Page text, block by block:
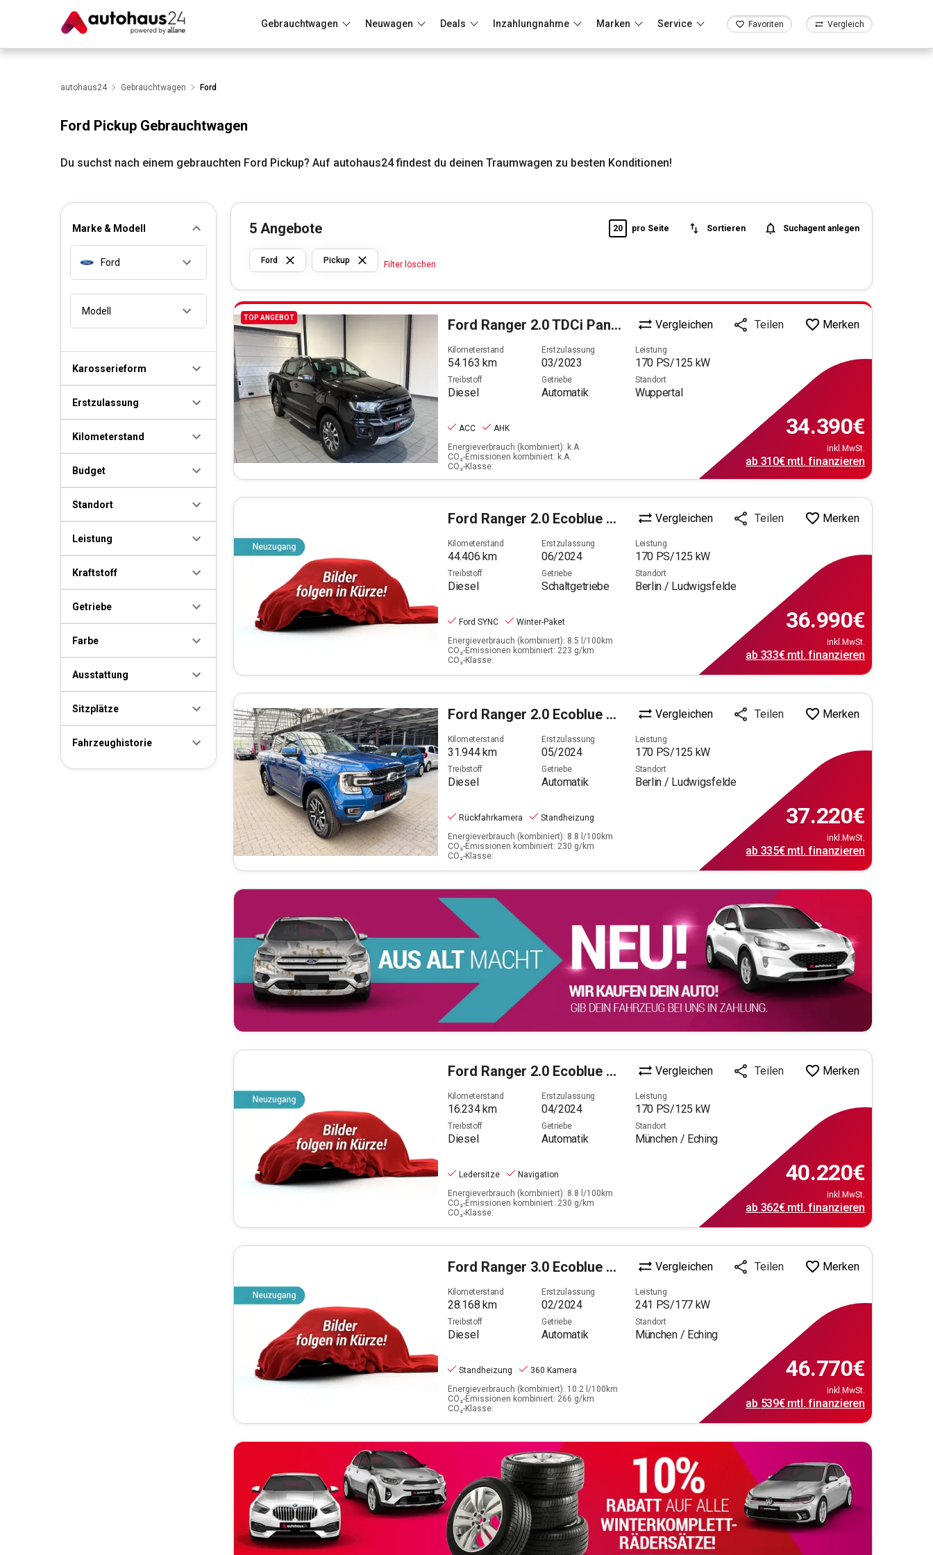
Gebrauchtwagen Neuwagen Deals Inzahlungnahme Marken Service Favoriten Vergleich
Wir bewerten dein AutoRund um die Inzahlungnahme
autohaus24 Gebrauchtwagen Ford
Ford Pickup Gebrauchtwagen
Du suchst nach einem gebrauchten Ford Pickup? Auf autohaus24 findest du deinen Traumwagen zu besten Konditionen!
Marke & Modell
Ford
Modell
Karosserieform
Erstzulassung
Kilometerstand
Budget
Standort
Leistung
Kraftstoff
Getriebe
Farbe
Ausstattung
Sitzplätze
Fahrzeughistorie
5 Angebote
Filter löschen
20 pro Seite Sortieren Suchagent anlegen
Ford Pickup Filter löschen
TOP ANGEBOT Ford Ranger 2.0 TDCi Panther Wildtrak 4x4 Doppelkabine Vergleichen Teilen Merken
Kilometerstand
54.163 km
Erstzulassung
03/2023
Leistung
170 PS/125 kW
Treibstoff
Diesel
Getriebe
Automatik
Standort
Wuppertal
ACC
AHK
Energieverbrauch (kombiniert): k.A.
CO₂-Emissionen kombiniert: k.A.
CO₂-Klasse:
34.390€
inkl.MwSt.
ab 310€mtl. finanzieren
Ford Ranger 2.0 Ecoblue XL 4x4 Doppelkabine (EURO 6d) Vergleichen Teilen Merken
Kilometerstand
44.406 km
Erstzulassung
06/2024
Leistung
170 PS/125 kW
Treibstoff
Diesel
Getriebe
Schaltgetriebe
Standort
Berlin / Ludwigsfelde
Ford SYNC
Winter-Paket
Energieverbrauch (kombiniert): 8.5 l/100km
CO₂-Emissionen kombiniert: 223 g/km
CO₂-Klasse:
36.990€
inkl.MwSt.
ab 333€mtl. finanzieren
Ford Ranger 2.0 Ecoblue Limited 4x4 Doppelkabine Vergleichen Teilen Merken
Kilometerstand
31.944km
Erstzulassung
05/2024
Leistung
170 PS/125 kW
Treibstoff
Diesel
Getriebe
Automatik
Standort
Berlin / Ludwigsfelde
Rückfahrkamera
Standheizung
Energieverbrauch (kombiniert): 8.8 l/100km
CO₂-Emissionen kombiniert: 230 g/km
CO₂-Klasse:
37.220€
inkl.MwSt.
ab 335€mtl. finanzieren
Ford Ranger 2.0 Ecoblue Limited 4x4 Doppelkabine Vergleichen Teilen Merken
Kilometerstand
16.234km
Erstzulassung
04/2024
Leistung
170 PS/125 kW
Treibstoff
Diesel
Getriebe
Automatik
Standort
München / Eching
Ledersitze
Navigation
Energieverbrauch (kombiniert): 8.8 l/100km
CO₂-Emissionen kombiniert: 230 g/km
CO₂-Klasse:
40.220€
inkl.MwSt.
ab 362€mtl. finanzieren
Ford Ranger 3.0 Ecoblue Wildtrak e-4WD Doppelkabine Vergleichen Teilen Merken
Kilometerstand
28.168 km
Erstzulassung
02/2024
Leistung
241 PS/177 kW
Treibstoff
Diesel
Getriebe
Automatik
Standort
München / Eching
Standheizung
360 Kamera
Energieverbrauch (kombiniert): 10.2 l/100km
CO₂-Emissionen kombiniert: 266 g/km
CO₂-Klasse:
46.770€
inkl.MwSt.
ab 539€mtl. finanzieren